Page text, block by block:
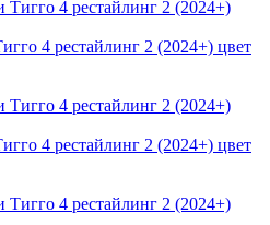
4 рестайлинг 2 (2024+) цвет
4 рестайлинг 2 (2024+) цвет